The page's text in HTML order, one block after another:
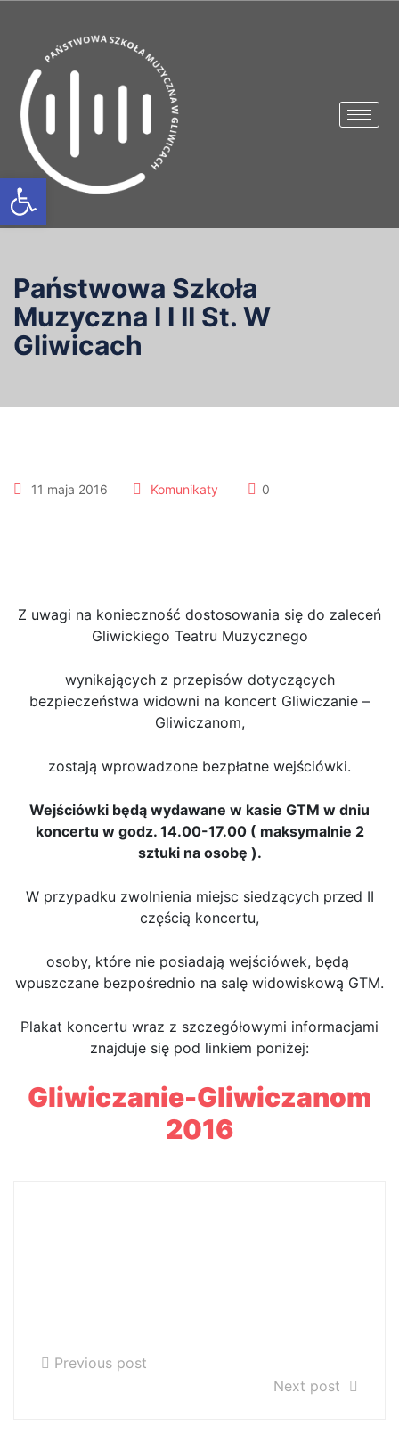
Otwórz pasek narzędzi
Państwowa Szkoła
Muzyczna I I II St. W
Gliwicach
11 maja 2016 Komunikaty 0
Z uwagi na konieczność dostosowania się do zaleceń
Gliwickiego Teatru Muzycznego
wynikających z przepisów dotyczących
bezpieczeństwa widowni na koncert Gliwiczanie –
Gliwiczanom,
zostają wprowadzone bezpłatne wejściówki.
Wejściówki będą wydawane w kasie GTM w dniu
koncertu w godz. 14.00-17.00 ( maksymalnie 2
sztuki na osobę ).
W przypadku zwolnienia miejsc siedzących przed II
częścią koncertu,
osoby, które nie posiadają wejściówek, będą
wpuszczane bezpośrednio na salę widowiskową GTM.
Plakat koncertu wraz z szczegółowymi informacjami
znajduje się pod linkiem poniżej:
Gliwiczanie-Gliwiczanom
2016
Previous post
Next post